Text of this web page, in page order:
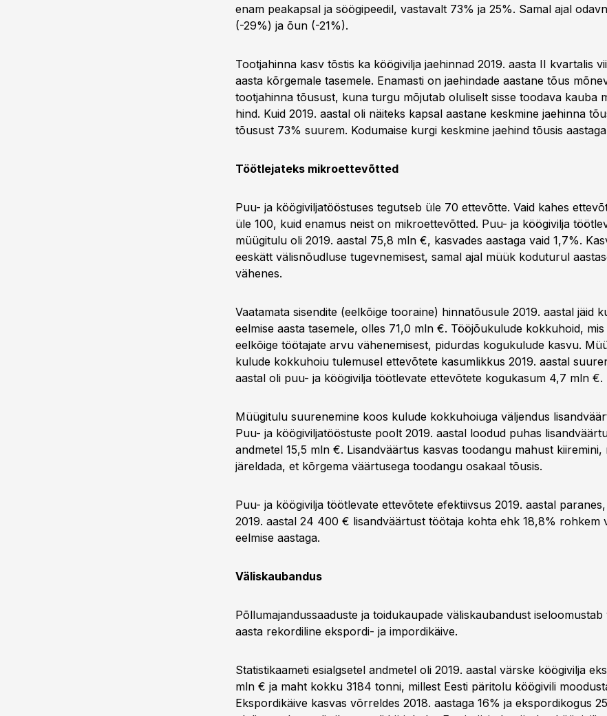
enam peakapsal ja söögipeedil, vastavalt 73% ja 25%. Samal ajal
(-29%) ja õun (-21%).
Tootjahinna kasv tõstis ka köögivilja jaehinnad 2019. aasta II kvartalis
aasta kõrgemale tasemele. Enamasti on jaehindade aastane tõus
tootjahinna tõusust, kuna turgu mõjutab oluliselt sisse toodava kauba
hind. Kuid 2019. aastal oli näiteks kapsal aastane keskmine jaehinna
tõusust 73% suurem. Kodumaise kurgi keskmine jaehind tõusis
Töötlejateks mikroettevõtted
Puu- ja köögiviljatööstuses tegutseb üle 70 ettevõtte. Vaid kahes
üle 100, kuid enamus neist on mikroettevõtted. Puu- ja köögivilja
müügitulu oli 2019. aastal 75,8 mln €, kasvades aastaga vaid 1,7%.
eeskätt välisnõudluse tugevnemisest, samal ajal müük koduturul
vähenes.
Vaatamata sisendite (eelkõige tooraine) hinnatõusule 2019. aastal jäid
eelmise aasta tasemele, olles 71,0 mln €. Tööjõukulude kokkuhoid, mis
eelkõige töötajate arvu vähenemisest, pidurdas kogukulude kasvu.
kulude kokkuhoiu tulemusel ettevõtete kasumlikkus 2019. aastal
aastal oli puu- ja köögivilja töötlevate ettevõtete kogukasum 4,7 mln €.
Müügitulu suurenemine koos kulude kokkuhoiuga väljendus
Puu- ja köögiviljatööstuste poolt 2019. aastal loodud puhas
andmetel 15,5 mln €. Lisandväärtus kasvas toodangu mahust kiiremini,
järeldada, et kõrgema väärtusega toodangu osakaal tõusis.
Puu- ja köögivilja töötlevate ettevõtete efektiivsus 2019. aastal
2019. aastal 24 400 € lisandväärtust töötaja kohta ehk 18,8% rohkem
eelmise aastaga.
Väliskaubandus
Põllumajandussaaduste ja toidukaupade väliskaubandust iseloomustab
aasta rekordiline ekspordi- ja impordikäive.
Statistikaameti esialgsetel andmetel oli 2019. aastal värske köögivilja
mln € ja maht kokku 3184 tonni, millest Eesti päritolu köögivili
Ekspordikäive kasvas võrreldes 2018. aastaga 16% ja ekspordikogus